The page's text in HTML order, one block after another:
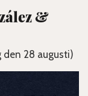
&
den 28 augusti)